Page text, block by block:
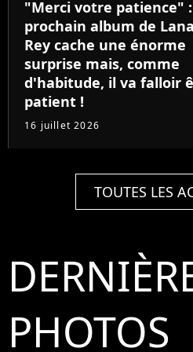
"Merci votre patience"
prochain album de
Rey cache une énorme
surprise mais, comme
d'habitude, il va falloir
patient !
16 juillet 2026
TOUTES LES
PHOTOS